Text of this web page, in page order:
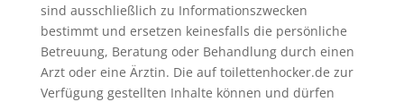
sind ausschließlich zu Informationszwecken
bestimmt und ersetzen keinesfalls die persönliche
Betreuung, Beratung oder Behandlung durch einen
Arzt oder eine Ärztin. Die auf toilettenhocker.de zur
Verfügung gestellten Inhalte können und dürfen